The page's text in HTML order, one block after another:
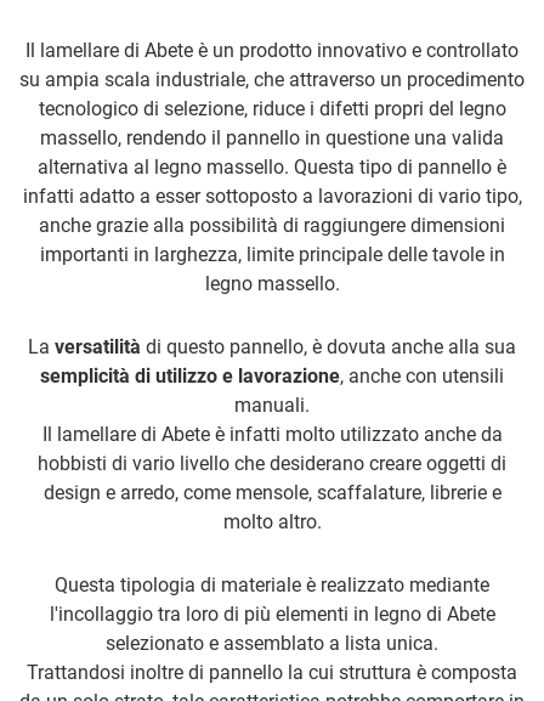
Il lamellare di Abete è un prodotto innovativo e controllato
su ampia scala industriale, che attraverso un procedimento
tecnologico di selezione, riduce i difetti propri del legno
massello, rendendo il pannello in questione una valida
alternativa al legno massello. Questa tipo di pannello è
infatti adatto a esser sottoposto a lavorazioni di vario tipo,
anche grazie alla possibilità di raggiungere dimensioni
importanti in larghezza, limite principale delle tavole in
legno massello.
La versatilità di questo pannello, è dovuta anche alla sua
semplicità di utilizzo e lavorazione, anche con utensili
manuali.
Il lamellare di Abete è infatti molto utilizzato anche da
hobbisti di vario livello che desiderano creare oggetti di
design e arredo, come mensole, scaffalature, librerie e
molto altro.
Questa tipologia di materiale è realizzato mediante
l'incollaggio tra loro di più elementi in legno di Abete
selezionato e assemblato a lista unica.
Trattandosi inoltre di pannello la cui struttura è composta